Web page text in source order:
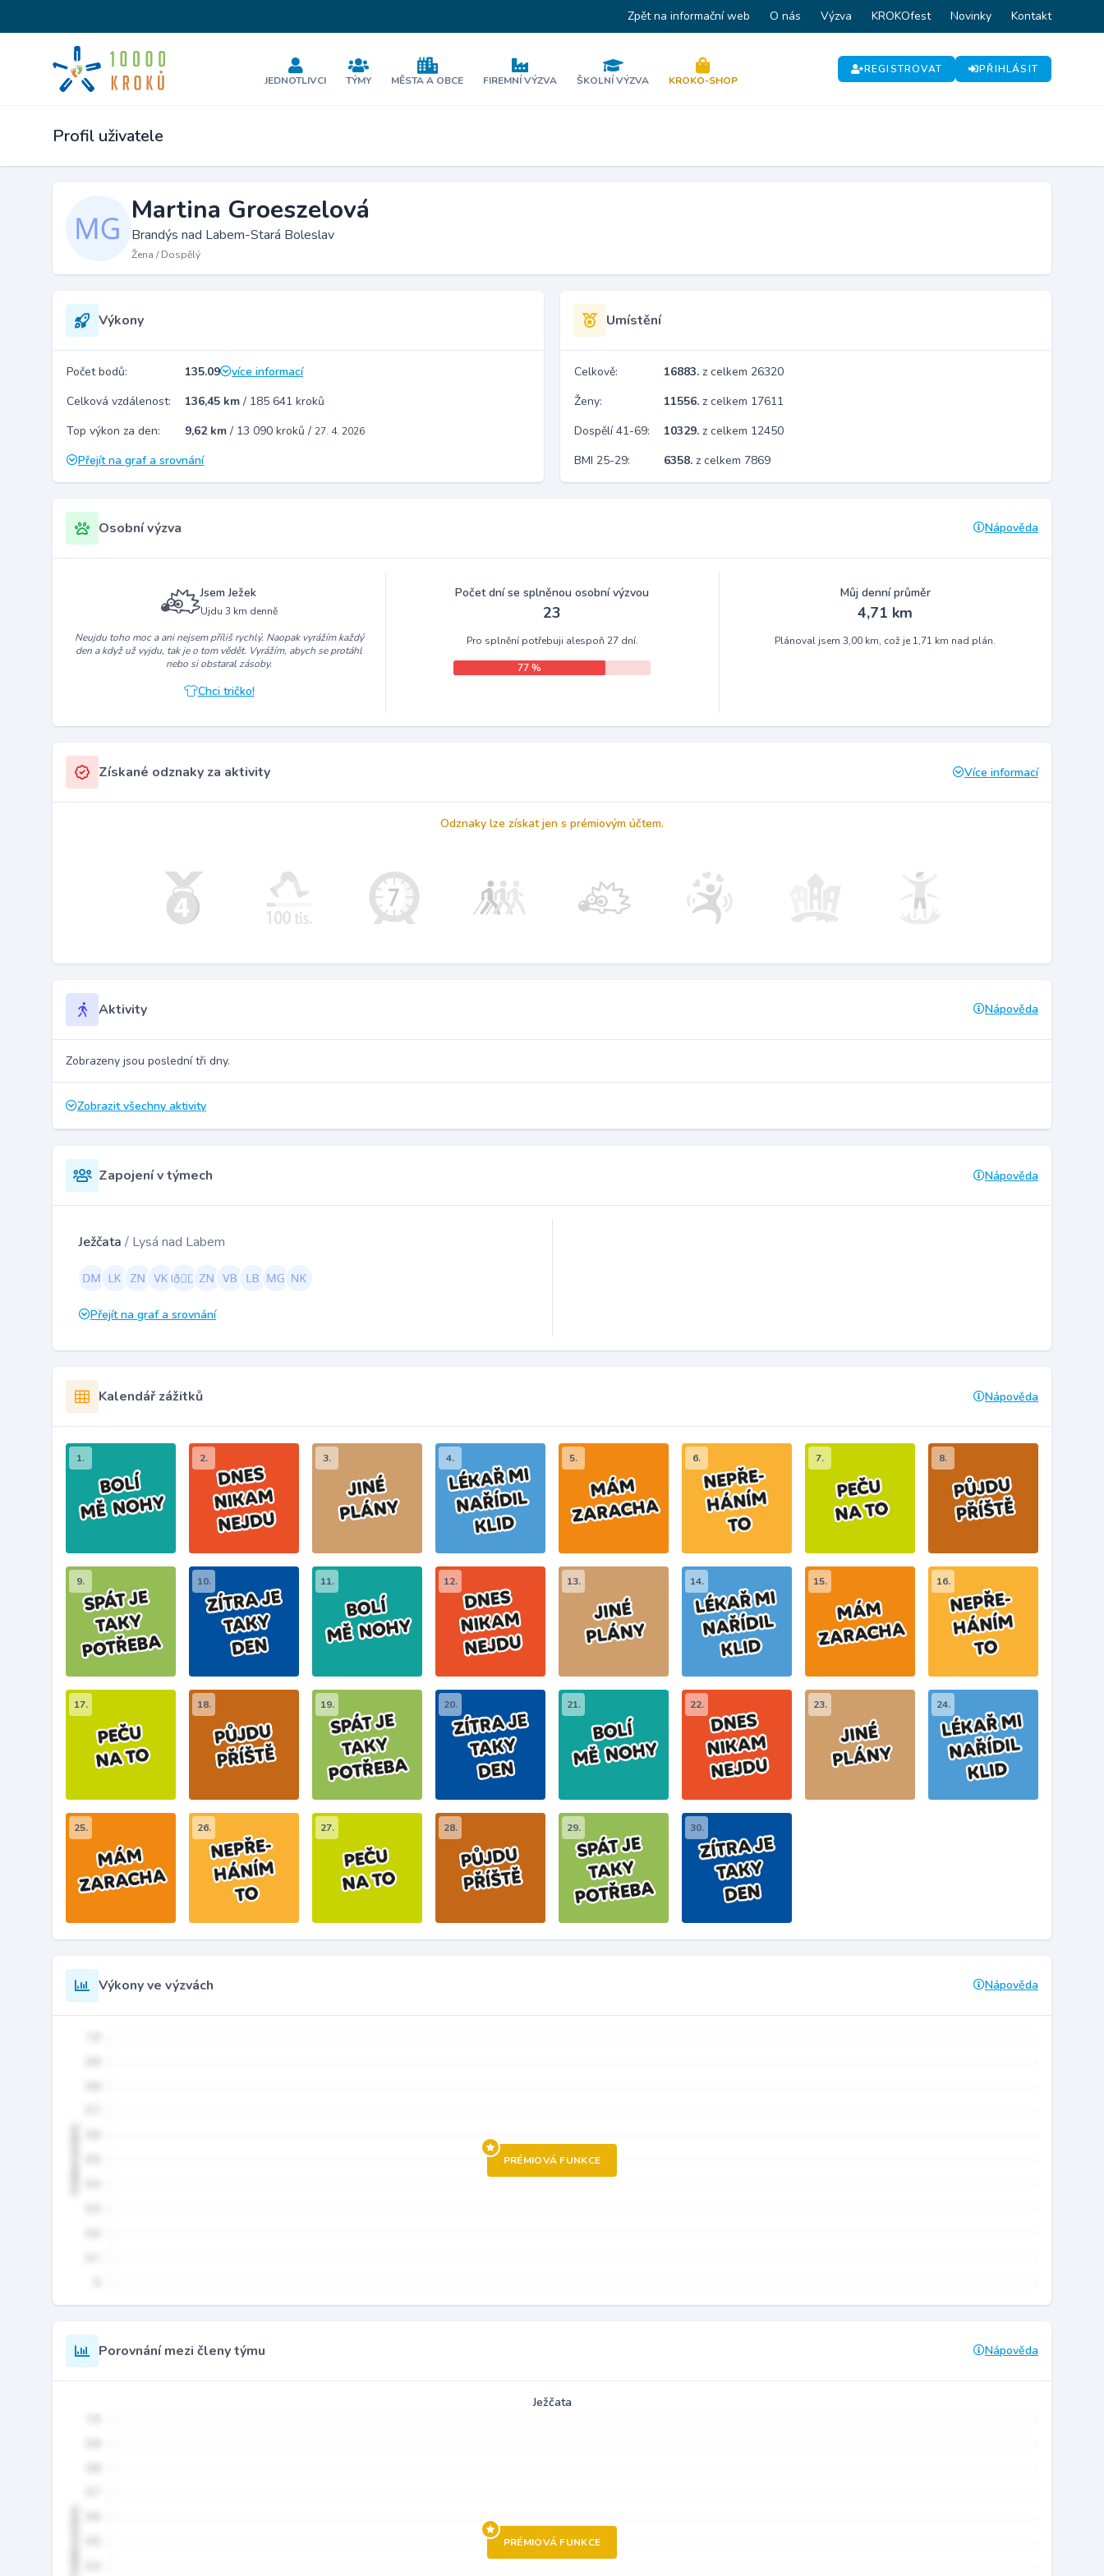
Zpět na informační web O nás Výzva KROKOfest Novinky Kontakt
JEDNOTLIVCI TÝMY MĚSTA A OBCE FIREMNÍ VÝZVA ŠKOLNÍ VÝZVA KROKO-SHOP
REGISTROVAT PŘIHLÁSIT
Profil uživatele
Martina Groeszelová
Brandýs nad Labem-Stará Boleslav
Žena / Dospělý
Výkony
Počet bodů: 135.09
více informací
Celková vzdálenost:
136,45 km / 185 641 kroků
Top výkon za den:
9,62 km / 13 090 kroků / 27. 4. 2026
Přejít na graf a srovnání
Umístění
Celkově: 16883. z celkem 26320
Ženy:
11556. z celkem 17611
Dospělí 41-69:
10329. z celkem 12450
BMI 25-29:
6358. z celkem 7869
Osobní výzva Nápověda
Jsem Ježek
Ujdu 3 km denně
Neujdu toho moc a ani nejsem příliš rychlý. Naopak vyrážím každý
den a když už vyjdu, tak je o tom vědět. Vyrážím, abych se protáhl
nebo si obstaral zásoby.
Chci tričko!
Počet dní se splněnou osobní výzvou
23
Pro splnění potřebuji alespoň 27 dní.
77 %
Můj denní průměr
4,71 km
Plánoval jsem 3,00 km, což je 1,71 km nad plán.
Získané odznaky za aktivity Více informací
Odznaky lze získat jen s prémiovým účtem.
Aktivity Nápověda
Zobrazeny jsou poslední tři dny.
Zobrazit všechny aktivity
Zapojení v týmech Nápověda
Ježčata / Lysá nad Labem
Přejít na graf a srovnání
Kalendář zážitků Nápověda
1. 2. 3. 4. 5. 6. 7. 8.
9. 10. 11. 12. 13. 14. 15. 16.
17. 18. 19. 20. 21. 22. 23. 24.
25. 26. 27. 28. 29. 30.
Výkony ve výzvách Nápověda
PRÉMIOVÁ FUNKCE
Porovnání mezi členy týmu Nápověda
Ježčata
PRÉMIOVÁ FUNKCE